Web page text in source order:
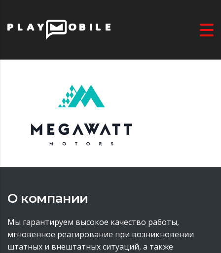
О компании
Мы гарантируем высокое качество работы,
мгновенное реагирование при возникновении
штатных и внештатных ситуаций, а также